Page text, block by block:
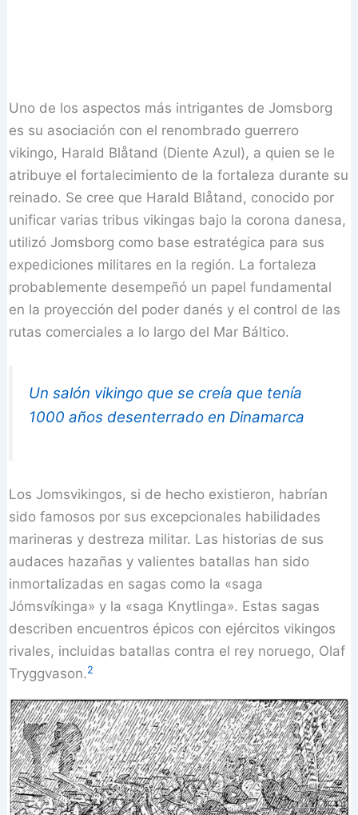
Uno de los aspectos más intrigantes de Jomsborg
es su asociación con el renombrado guerrero
vikingo, Harald Blåtand (Diente Azul), a quien se le
atribuye el fortalecimiento de la fortaleza durante su
reinado. Se cree que Harald Blåtand, conocido por
unificar varias tribus vikingas bajo la corona danesa,
utilizó Jomsborg como base estratégica para sus
expediciones militares en la región. La fortaleza
probablemente desempeñó un papel fundamental
en la proyección del poder danés y el control de las
rutas comerciales a lo largo del Mar Báltico.
Un salón vikingo que se creía que tenía
1000 años desenterrado en Dinamarca
Los Jomsvikingos, si de hecho existieron, habrían
sido famosos por sus excepcionales habilidades
marineras y destreza militar. Las historias de sus
audaces hazañas y valientes batallas han sido
inmortalizadas en sagas como la «saga
Jómsvíkinga» y la «saga Knytlinga». Estas sagas
describen encuentros épicos con ejércitos vikingos
rivales, incluidas batallas contra el rey noruego, Olaf
Tryggvason.2